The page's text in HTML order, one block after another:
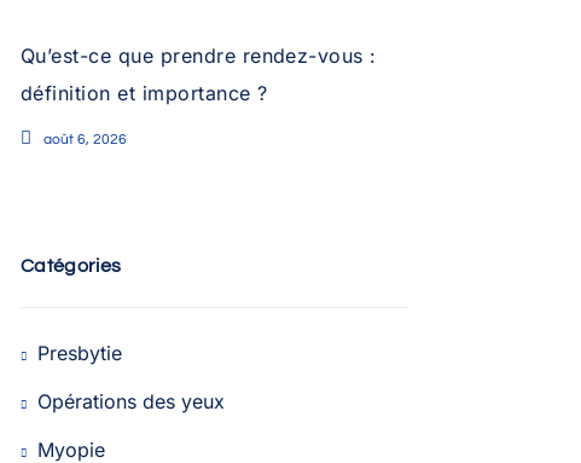
Qu’est-ce que prendre rendez-vous :
définition et importance ?
août 6, 2026
Catégories
Presbytie
Opérations des yeux
Myopie